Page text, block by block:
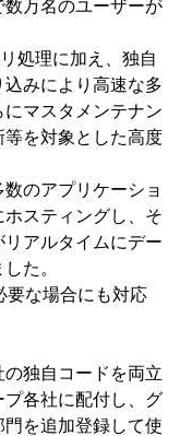
数万名のユーザーが
処理に加え、独自
みにより高速な多
マスタメンテナン
を対象とした高度
のアプリケーショ
スティングし、そ
アルタイムにデー
た。
要な場合にも対応
の独自コードを両立
各社に配付し、グ
を追加登録して使